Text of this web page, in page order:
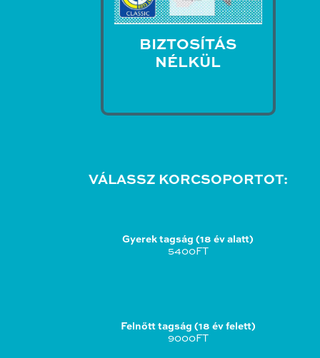
BIZTOSÍTÁS
NÉLKÜL
VÁLASSZ KORCSOPORTOT:
Gyerek tagság (18 év alatt)
5400FT
Felnőtt tagság (18 év felett)
9000FT